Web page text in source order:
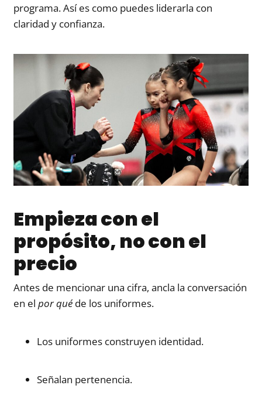
programa. Así es como puedes liderarla con
claridad y confianza.
Empieza con el
propósito, no con el
precio
Antes de mencionar una cifra, ancla la conversación
en elpor qué de los uniformes.
Los uniformes construyen identidad.
Señalan pertenencia.